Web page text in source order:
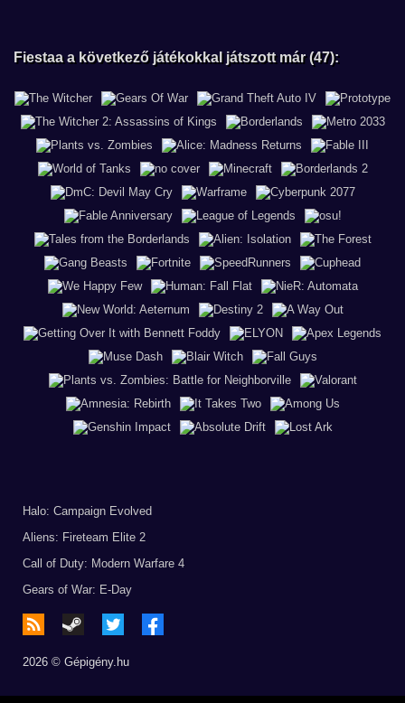
Fiestaa a következő játékokkal játszott már (47):
Halo: Campaign Evolved
Aliens: Fireteam Elite 2
Call of Duty: Modern Warfare 4
Gears of War: E-Day
2026 © Gépigény.hu